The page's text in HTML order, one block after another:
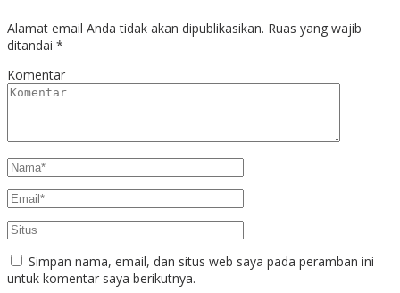
Alamat email Anda tidak akan dipublikasikan. Ruas yang wajib
ditandai *
Komentar
Simpan nama, email, dan situs web saya pada peramban ini
untuk komentar saya berikutnya.